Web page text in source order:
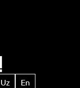
Uz En